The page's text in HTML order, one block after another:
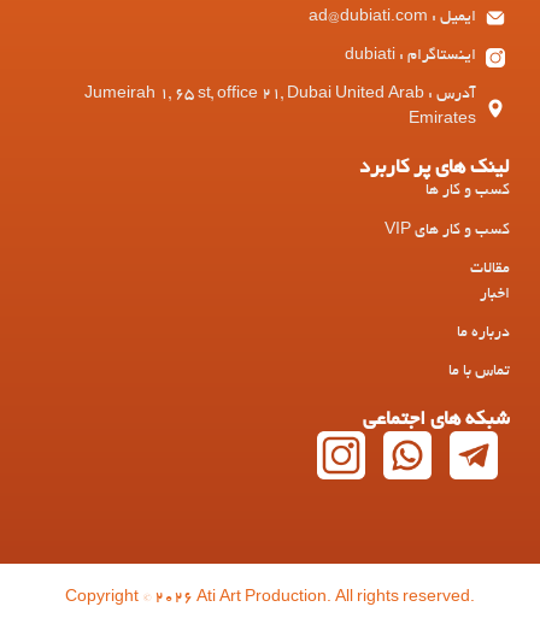
ایمیل : ad@dubiati.com
اینستاگرام : dubiati
آدرس : Jumeirah 1, 65 st, office 21, Dubai United Arab
Emirates
لینک های پر کاربرد
کسب و کار ها
کسب و کار های VIP
مقالات
اخبار
درباره ما
تماس با ما
شبکه های اجتماعی
Copyright © 2026 Ati Art Production. All rights reserved.